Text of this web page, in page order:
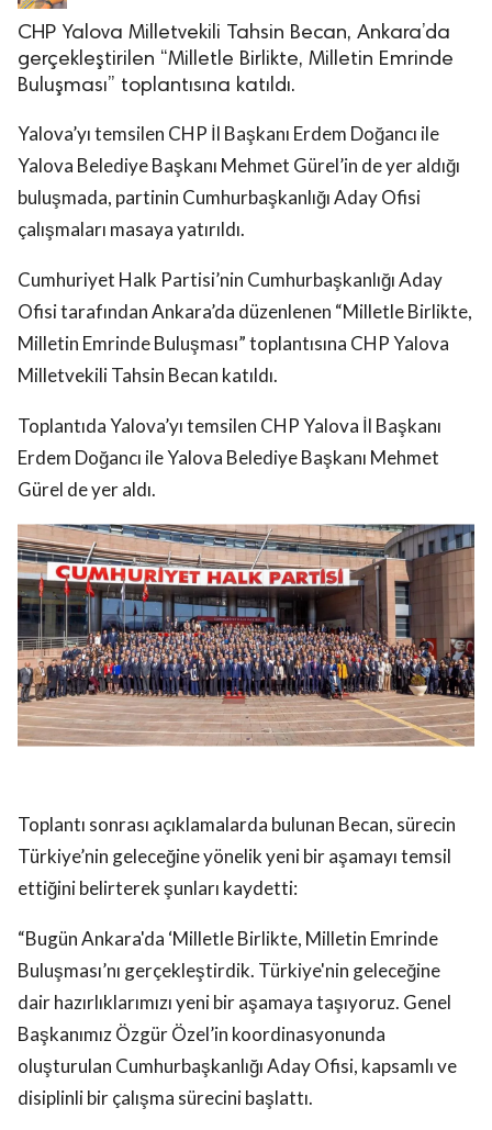
CHP Yalova Milletvekili Tahsin Becan, Ankara’da
gerçekleştirilen “Milletle Birlikte, Milletin Emrinde
Buluşması” toplantısına katıldı.
Yalova’yı temsilen CHP İl Başkanı Erdem Doğancı ile
Yalova Belediye Başkanı Mehmet Gürel’in de yer aldığı
buluşmada, partinin Cumhurbaşkanlığı Aday Ofisi
çalışmaları masaya yatırıldı.
Cumhuriyet Halk Partisi’nin Cumhurbaşkanlığı Aday
Ofisi tarafından Ankara’da düzenlenen “Milletle Birlikte,
Milletin Emrinde Buluşması” toplantısına CHP Yalova
Milletvekili Tahsin Becan katıldı.
Toplantıda Yalova’yı temsilen CHP Yalova İl Başkanı
Erdem Doğancı ile Yalova Belediye Başkanı Mehmet
Gürel de yer aldı.
Toplantı sonrası açıklamalarda bulunan Becan, sürecin
Türkiye’nin geleceğine yönelik yeni bir aşamayı temsil
ettiğini belirterek şunları kaydetti:
“Bugün Ankara'da ‘Milletle Birlikte, Milletin Emrinde
Buluşması’nı gerçekleştirdik. Türkiye'nin geleceğine
dair hazırlıklarımızı yeni bir aşamaya taşıyoruz. Genel
Başkanımız Özgür Özel’in koordinasyonunda
oluşturulan Cumhurbaşkanlığı Aday Ofisi, kapsamlı ve
disiplinli bir çalışma sürecini başlattı.